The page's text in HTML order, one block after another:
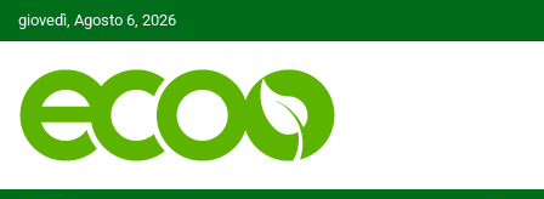
Skip
to
giovedì, Agosto 6, 2026